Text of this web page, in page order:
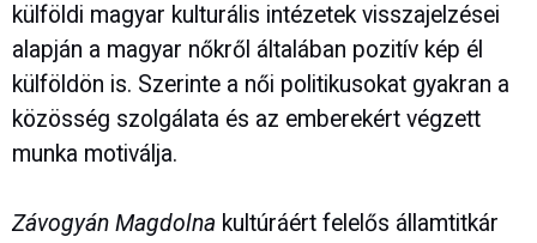
külföldi magyar kulturális intézetek visszajelzései
alapján a magyar nőkről általában pozitív kép él
külföldön is. Szerinte a női politikusokat gyakran a
közösség szolgálata és az emberekért végzett
munka motiválja.
Závogyán Magdolna kultúráért felelős államtitkár